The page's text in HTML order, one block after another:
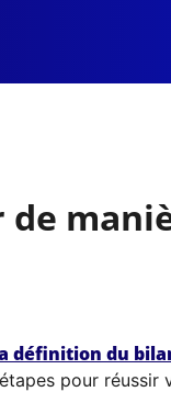
définition du
pour